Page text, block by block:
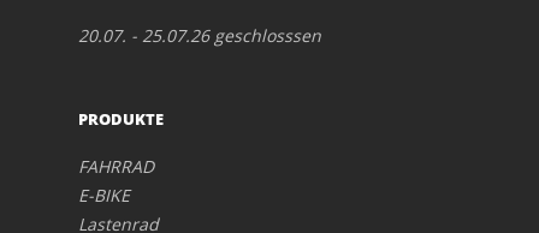
20.07. - 25.07.26 geschlosssen
PRODUKTE
FAHRRAD
E-BIKE
Lastenrad